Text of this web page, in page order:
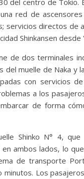
del centro de
red de
servicios directos
Shinkansen desde
de dos terminales
del muelle de Naka y
con servicios
a los
de forma
Shinko N° 4,
ambos lados, lo
de transporte
Los